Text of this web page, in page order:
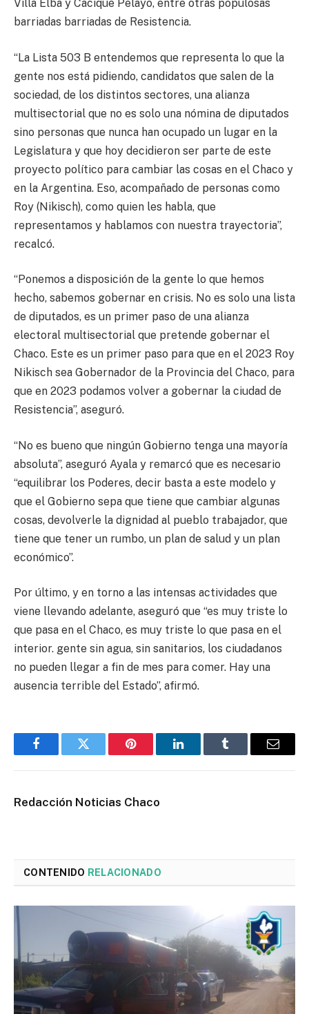
Villa Elba y Cacique Pelayo, entre otras populosas
barriadas barriadas de Resistencia.
“La Lista 503 B entendemos que representa lo que la
gente nos está pidiendo, candidatos que salen de la
sociedad, de los distintos sectores, una alianza
multisectorial que no es solo una nómina de diputados
sino personas que nunca han ocupado un lugar en la
Legislatura y que hoy decidieron ser parte de este
proyecto político para cambiar las cosas en el Chaco y
en la Argentina. Eso, acompañado de personas como
Roy (Nikisch), como quien les habla, que
representamos y hablamos con nuestra trayectoria”,
recalcó.
“Ponemos a disposición de la gente lo que hemos
hecho, sabemos gobernar en crisis. No es solo una lista
de diputados, es un primer paso de una alianza
electoral multisectorial que pretende gobernar el
Chaco. Este es un primer paso para que en el 2023 Roy
Nikisch sea Gobernador de la Provincia del Chaco, para
que en 2023 podamos volver a gobernar la ciudad de
Resistencia”, aseguró.
“No es bueno que ningún Gobierno tenga una mayoría
absoluta”, aseguró Ayala y remarcó que es necesario
“equilibrar los Poderes, decir basta a este modelo y
que el Gobierno sepa que tiene que cambiar algunas
cosas, devolverle la dignidad al pueblo trabajador, que
tiene que tener un rumbo, un plan de salud y un plan
económico”.
Por último, y en torno a las intensas actividades que
viene llevando adelante, aseguró que “es muy triste lo
que pasa en el Chaco, es muy triste lo que pasa en el
interior. gente sin agua, sin sanitarios, los ciudadanos
no pueden llegar a fin de mes para comer. Hay una
ausencia terrible del Estado”, afirmó.
FacebookTwitter Pinterest LinkedInTumblr Email
Redacción Noticias Chaco
CONTENIDO RELACIONADO